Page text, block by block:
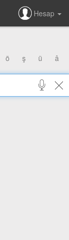
Hesap
ö ş ü â